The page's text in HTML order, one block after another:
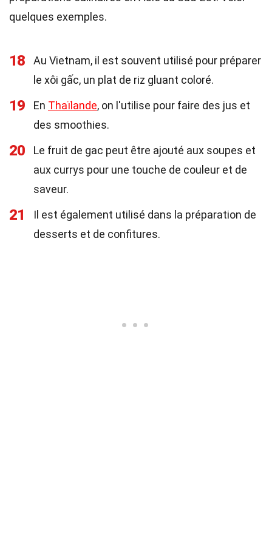
quelques exemples.
18
Au Vietnam, il est souvent utilisé pour préparer
le xôi gấc, un plat de riz gluant coloré.
19 En Thaïlande, on l'utilise pour faire des jus et
des smoothies.
20
Le fruit de gac peut être ajouté aux soupes et
aux currys pour une touche de couleur et de
saveur.
21
Il est également utilisé dans la préparation de
desserts et de confitures.